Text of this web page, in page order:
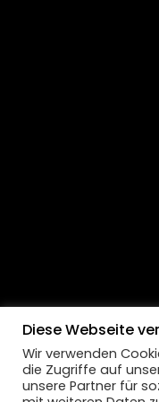
Diese Webseite
Wir verwenden
die Zugriffe auf
unsere Partner für